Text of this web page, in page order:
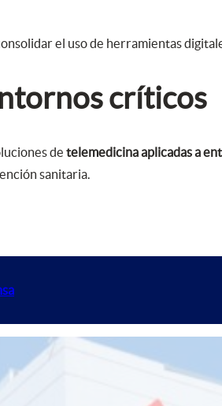
el uso de herramientas
críticos
de telemedicina aplicadas a
sanitaria.